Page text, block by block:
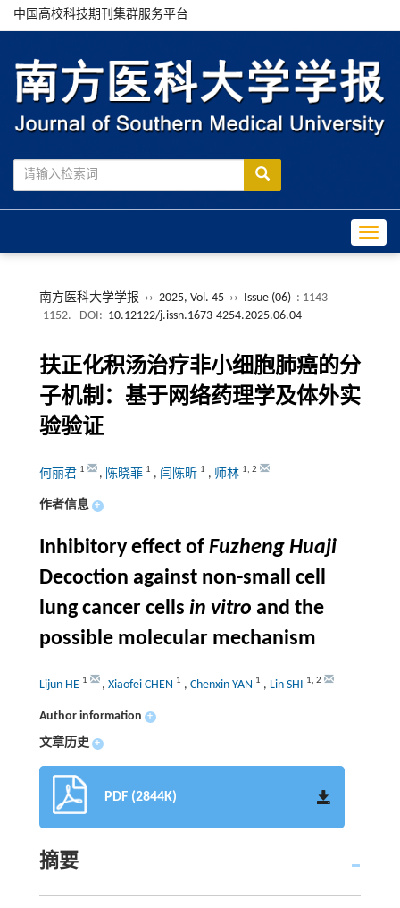
中国高校科技期刊集群服务平台
南方医科大学学报 ›› 2025, Vol. 45 ›› Issue (06) : 1143
-1152.
DOI: 10.12122/j.issn.1673-4254.2025.06.04
扶正化积汤治疗非小细胞肺癌的分
子机制：基于网络药理学及体外实
验验证
何丽君 1 , 陈晓菲 1 , 闫陈昕 1 , 师林 1, 2
作者信息 +
Inhibitory effect of Fuzheng Huaji
Decoction against non-small cell
lung cancer cells in vitro and the
possible molecular mechanism
Lijun HE 1 , Xiaofei CHEN 1 , Chenxin YAN 1 , Lin SHI 1, 2
Author information +
文章历史 +
PDF (2844K)
摘要